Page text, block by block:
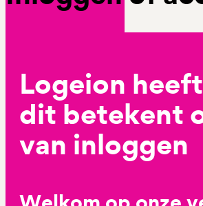
Logeion
dit betekent
van inloggen